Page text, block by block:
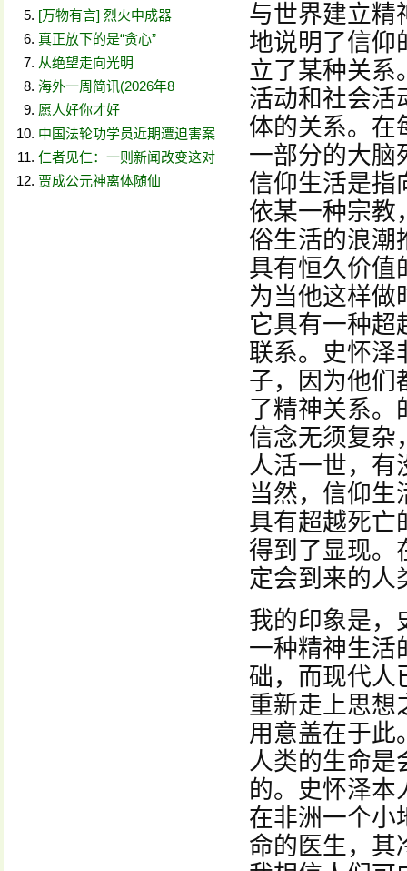
[万物有言] 烈火中成器
真正放下的是“贪心”
从绝望走向光明
海外一周简讯(2026年8
愿人好你才好
中国法轮功学员近期遭迫害案
仁者见仁：一则新闻改变这对
贾成公元神离体随仙
与世界建立
地说明了信仰
立了某种关系
活动和社会活
体的关系。在
一部分的大脑
信仰生活是指
依某一种宗教
俗生活的浪潮
具有恒久价值
为当他这样做
它具有一种超
联系。史怀泽
子，因为他们
了精神关系。
信念无须复杂
人活一世，有
当然，信仰生
具有超越死亡
得到了显现。
定会到来的人
我的印象是，
一种精神生活
础，而现代人
重新走上思想
用意盖在于此
人类的生命是
的。史怀泽本
在非洲一个小
命的医生，其